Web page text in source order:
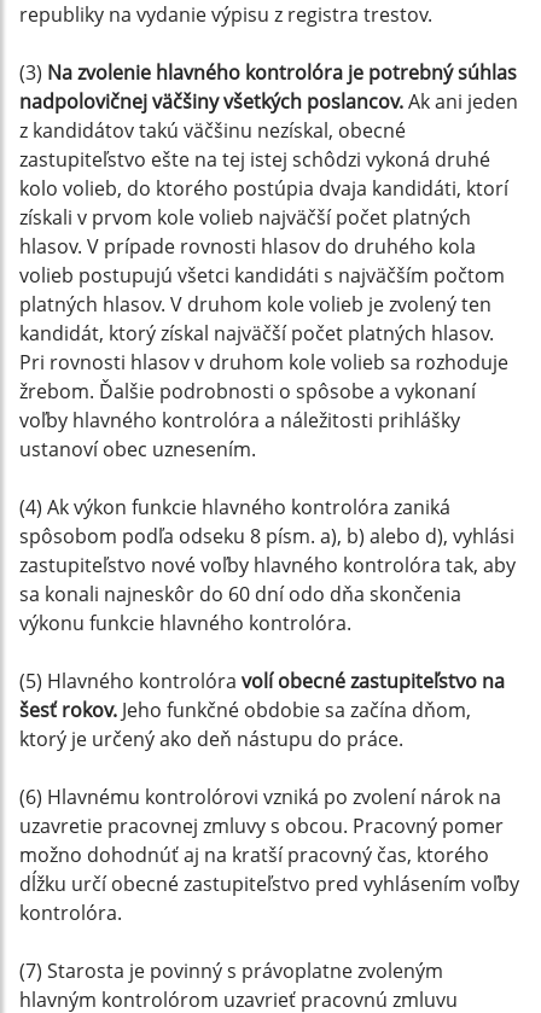
republiky na vydanie výpisu z registra trestov.
(3) Na zvolenie hlavného kontrolóra je potrebný súhlas
nadpolovičnej väčšiny všetkých poslancov.Ak ani jeden
z kandidátov takú väčšinu nezískal, obecné
zastupiteľstvo ešte na tej istej schôdzi vykoná druhé
kolo volieb, do ktorého postúpia dvaja kandidáti, ktorí
získali v prvom kole volieb najväčší počet platných
hlasov. V prípade rovnosti hlasov do druhého kola
volieb postupujú všetci kandidáti s najväčším počtom
platných hlasov. V druhom kole volieb je zvolený ten
kandidát, ktorý získal najväčší počet platných hlasov.
Pri rovnosti hlasov v druhom kole volieb sa rozhoduje
žrebom. Ďalšie podrobnosti o spôsobe a vykonaní
voľby hlavného kontrolóra a náležitosti prihlášky
ustanoví obec uznesením.
(4) Ak výkon funkcie hlavného kontrolóra zaniká
spôsobom podľa odseku 8 písm. a), b) alebo d), vyhlási
zastupiteľstvo nové voľby hlavného kontrolóra tak, aby
sa konali najneskôr do 60 dní odo dňa skončenia
výkonu funkcie hlavného kontrolóra.
(5) Hlavného kontrolóra volí obecné zastupiteľstvo na
šesť rokov. Jeho funkčné obdobie sa začína dňom,
ktorý je určený ako deň nástupu do práce.
(6) Hlavnému kontrolórovi vzniká po zvolení nárok na
uzavretie pracovnej zmluvy s obcou. Pracovný pomer
možno dohodnúť aj na kratší pracovný čas, ktorého
dĺžku určí obecné zastupiteľstvo pred vyhlásením voľby
kontrolóra.
(7) Starosta je povinný s právoplatne zvoleným
hlavným kontrolórom uzavrieť pracovnú zmluvu